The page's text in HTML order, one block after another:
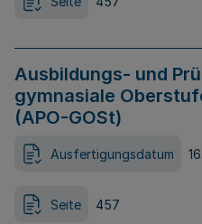
Ausbildungs- und
gymnasiale
(APO-GOSt)
Ausfertigungsdatum
Seite 457